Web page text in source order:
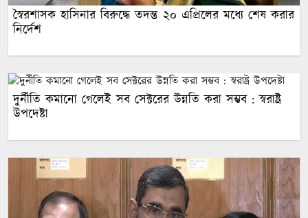
স্বৈরশাসক হাসিনার বিরুদ্ধে তদন্ত ২০ এপ্রিলের মধ্যে শেষ করার
নির্দেশ
দুর্নীতি কমানো গেলেই সব সেক্টরের উন্নতি করা সম্ভব : স্বরাষ্ট্র
উপদেষ্টা